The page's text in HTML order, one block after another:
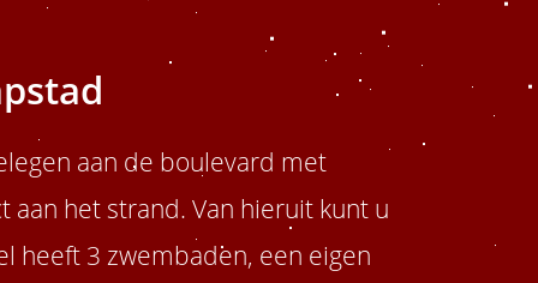
aan de boulevard met
het strand. Van hieruit kunt u
heeft 3 zwembaden, een eigen